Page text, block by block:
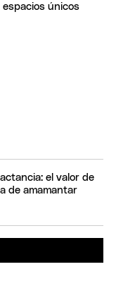
únicos
el valor de
de amamantar